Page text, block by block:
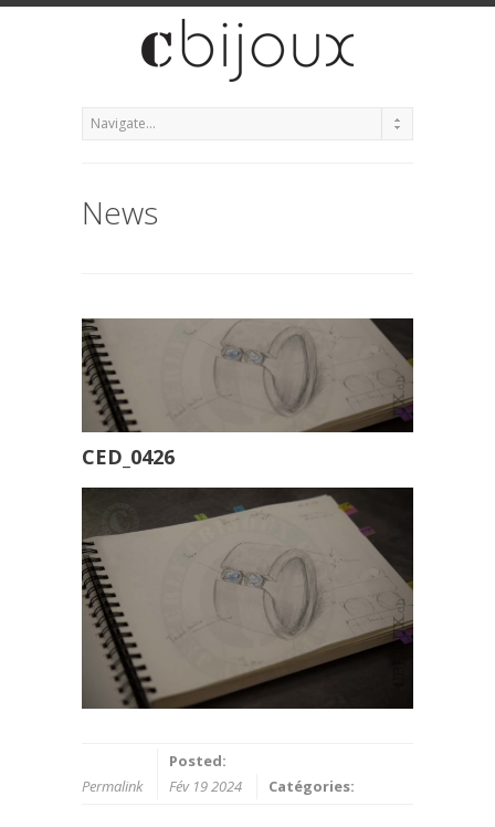
News
CED_0426
Permalink
Posted:
Fév 19 2024
Catégories: